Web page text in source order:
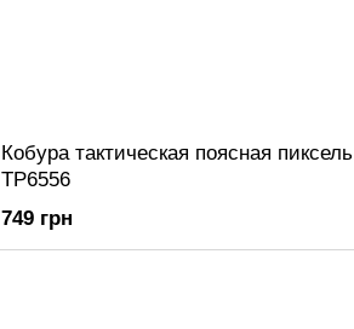
Кобура тактическая поясная пиксель
ТР6556
749 грн